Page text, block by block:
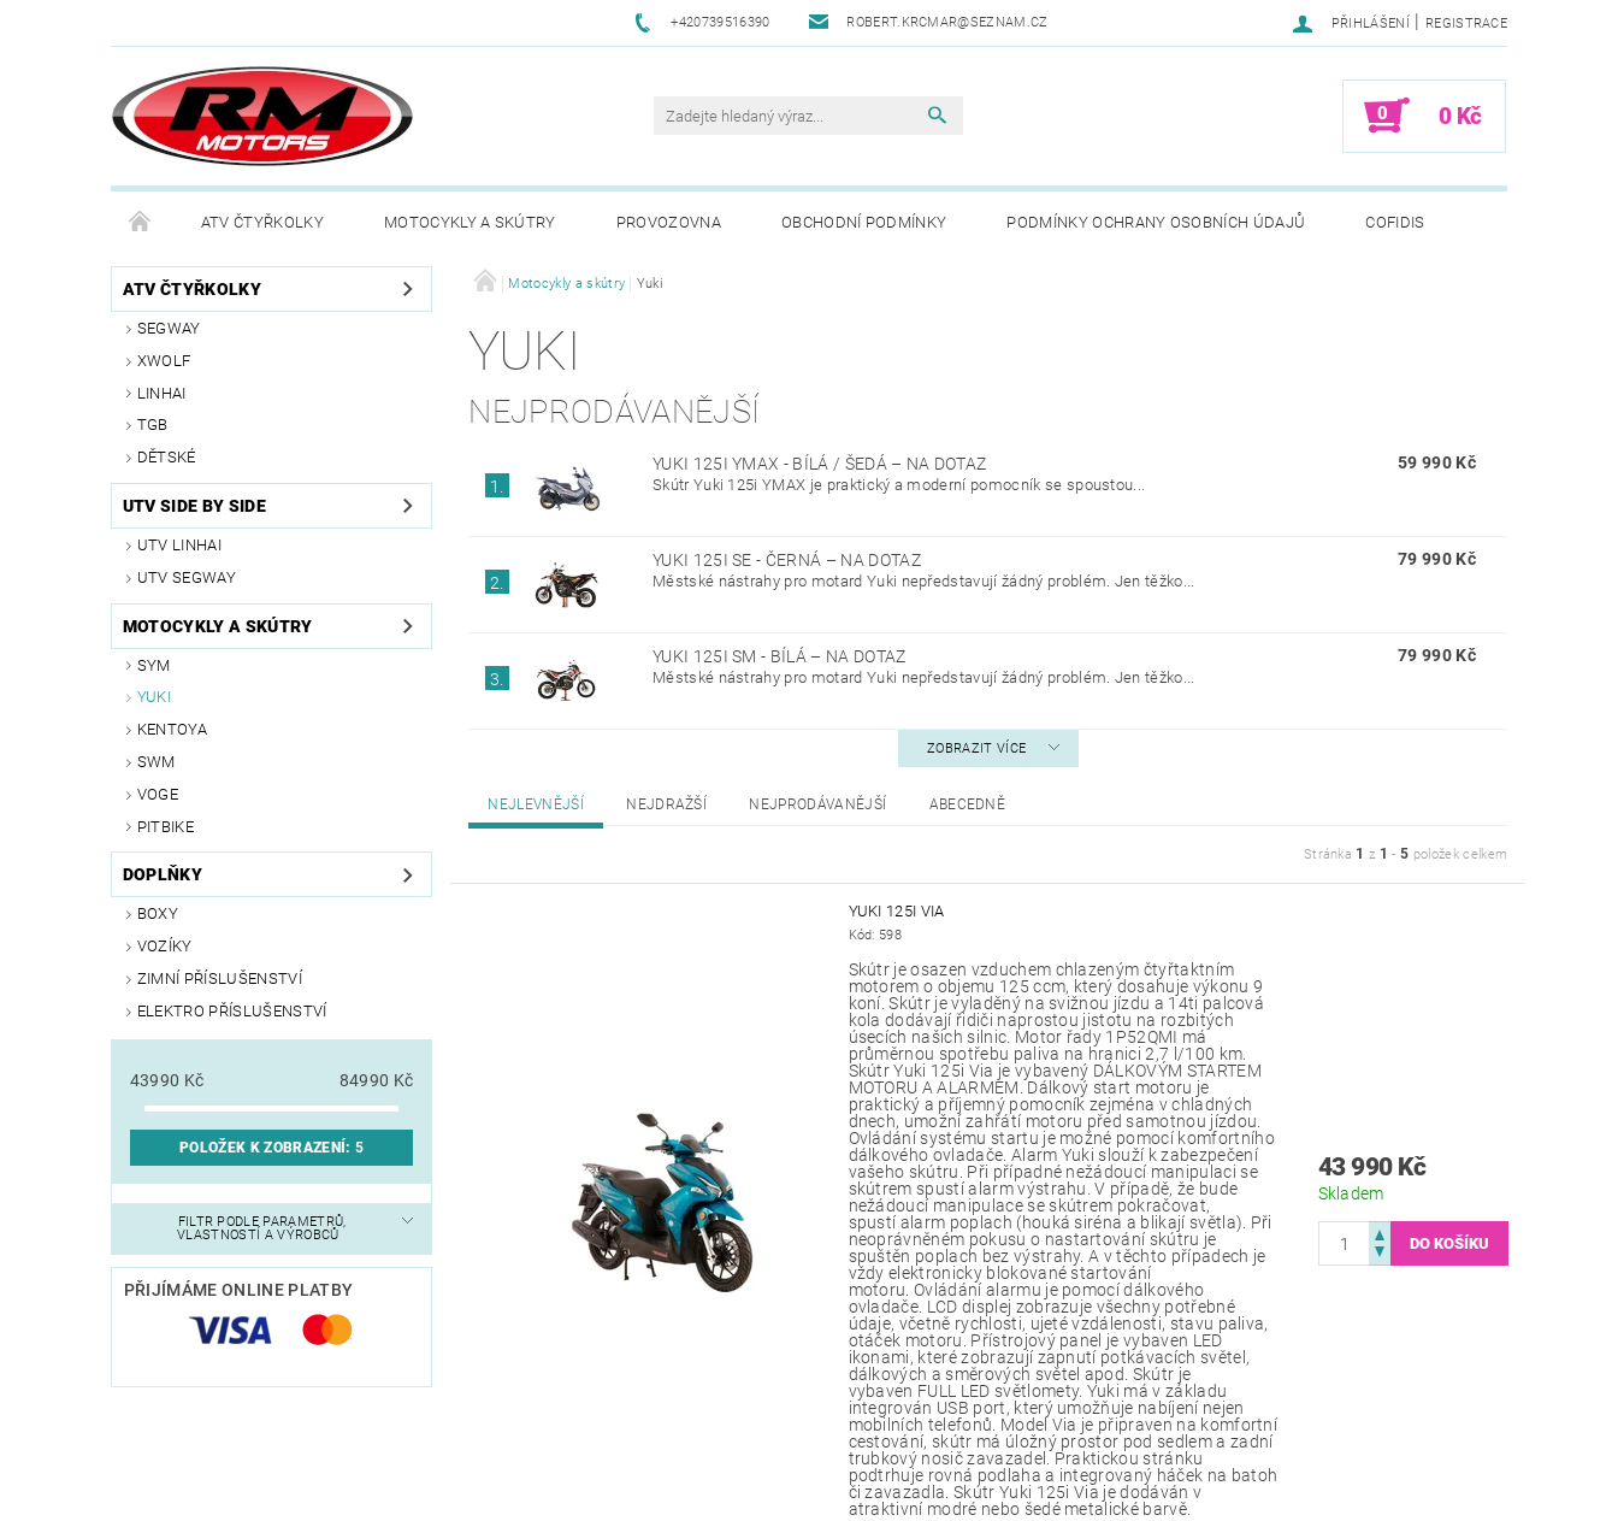
+420739516390 ROBERT.KRCMAR@SEZNAM.CZ PŘIHLÁŠENÍ | REGISTRACE
0 0 Kč
ATV ČTYŘKOLKY MOTOCYKLY A SKÚTRY PROVOZOVNA OBCHODNÍ PODMÍNKY PODMÍNKY OCHRANY OSOBNÍCH ÚDAJŮ COFIDIS
ATV ČTYŘKOLKY
SEGWAY
XWOLF
LINHAI
TGB
DĚTSKÉ
UTV SIDE BY SIDE
UTV LINHAI
UTV SEGWAY
MOTOCYKLY A SKÚTRY
SYM
YUKI
KENTOYA
SWM
VOGE
PITBIKE
DOPLŇKY
BOXY
VOZÍKY
ZIMNÍ PŘÍSLUŠENSTVÍ
ELEKTRO PŘÍSLUŠENSTVÍ
43990 Kč 84990 Kč
POLOŽEK K ZOBRAZENÍ: 5
FILTR PODLE PARAMETRŮ,
VLASTNOSTÍ A VÝROBCŮ
PŘIJÍMÁME ONLINE PLATBY
Motocykly a skútry Yuki
YUKI
NEJPRODÁVANĚJŠÍ
1.
YUKI 125I YMAX - BÍLÁ / ŠEDÁ – NA DOTAZ
Skútr Yuki 125i YMAX je praktický a moderní pomocník se spoustou...
59 990 Kč
2.
YUKI 125I SE - ČERNÁ – NA DOTAZ
Městské nástrahy pro motard Yuki nepředstavují žádný problém. Jen těžko...
79 990 Kč
3.
YUKI 125I SM - BÍLÁ – NA DOTAZ
Městské nástrahy pro motard Yuki nepředstavují žádný problém. Jen těžko...
79 990 Kč
ZOBRAZIT VÍCE
NEJLEVNĚJŠÍ NEJDRAŽŠÍ NEJPRODÁVANĚJŠÍ ABECEDNĚ
Stránka 1 z 1 -5 položek celkem
YUKI 125I VIA
Kód: 598
Skútr je osazen vzduchem chlazeným čtyřtaktním
motorem o objemu 125 ccm, který dosahuje výkonu 9
koní. Skútr je vyladěný na svižnou jízdu a 14ti palcová
kola dodávají řidiči naprostou jistotu na rozbitých
úsecích našich silnic. Motor řady 1P52QMI má
průměrnou spotřebu paliva na hranici 2,7 l/100 km.
Skútr Yuki 125i Via je vybavený DÁLKOVÝM STARTEM
MOTORU A ALARMEM. Dálkový start motoru je
praktický a příjemný pomocník zejména v chladných
dnech, umožní zahřátí motoru před samotnou jízdou.
Ovládání systému startu je možné pomocí komfortního
dálkového ovladače. Alarm Yuki slouží k zabezpečení
vašeho skútru. Při případné nežádoucí manipulaci se
skútrem spustí alarm výstrahu. V případě, že bude
nežádoucí manipulace se skútrem pokračovat,
spustí alarm poplach (houká siréna a blikají světla). Při
neoprávněném pokusu o nastartování skútru je
spuštěn poplach bez výstrahy. A v těchto případech je
vždy elektronicky blokované startování
motoru. Ovládání alarmu je pomocí dálkového
ovladače. LCD displej zobrazuje všechny potřebné
údaje, včetně rychlosti, ujeté vzdálenosti, stavu paliva,
otáček motoru. Přístrojový panel je vybaven LED
ikonami, které zobrazují zapnutí potkávacích světel,
dálkových a směrových světel apod. Skútr je
vybaven FULL LED světlomety. Yuki má v základu
integrován USB port, který umožňuje nabíjení nejen
mobilních telefonů. Model Via je připraven na komfortní
cestování, skútr má úložný prostor pod sedlem a zadní
trubkový nosič zavazadel. Praktickou stránku
podtrhuje rovná podlaha a integrovaný háček na batoh
či zavazadla. Skútr Yuki 125i Via je dodáván v
atraktivní modré nebo šedé metalické barvě.
43 990 Kč
Skladem